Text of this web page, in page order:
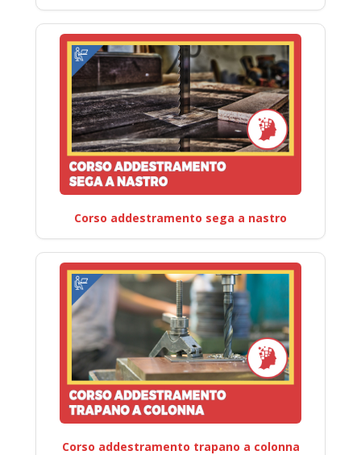
Corso addestramento sega a nastro
Corso addestramento trapano a colonna